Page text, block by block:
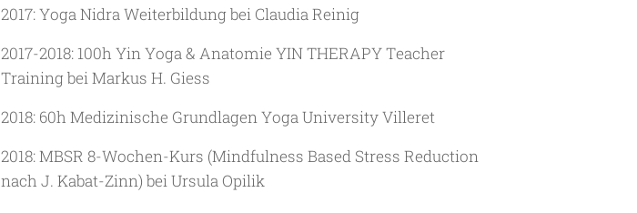
2017: Yoga Nidra Weiterbildung bei Claudia Reinig
2017-2018: 100h Yin Yoga & Anatomie YIN THERAPY Teacher
Training bei Markus H. Giess
2018: 60h Medizinische Grundlagen Yoga University Villeret
2018: MBSR 8-Wochen-Kurs (Mindfulness Based Stress Reduction
nach J. Kabat-Zinn) bei Ursula Opilik